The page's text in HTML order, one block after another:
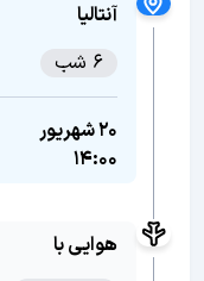
آنتالیا
6 شب
20 شهریور
14:00
هوایی با